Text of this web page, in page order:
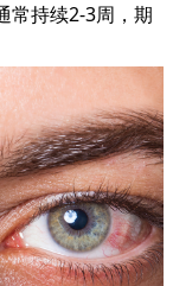
常持续2-3周，期